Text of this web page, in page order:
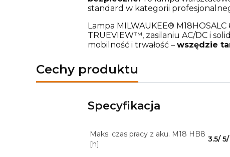
standard w kategorii
Lampa MILWAUKEE®
TRUEVIEW™, zasilaniu AC/DC i
mobilność i trwałość – wszędzie
Cechy produktu
Specyfikacja
Maks. czas pracy z aku. M18 HB8
[h]
3.5/ 5/